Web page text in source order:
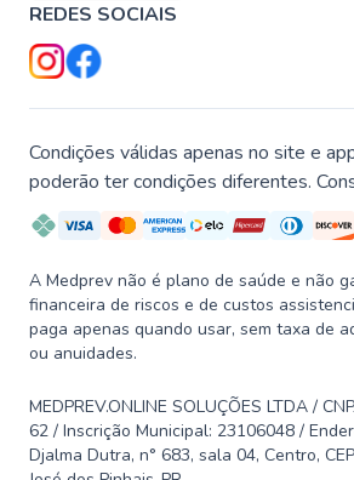
REDES SOCIAIS
Condições válidas apenas no site e
poderão ter condições diferentes.
A Medprev não é plano de saúde e não
financeira de riscos e de custos
paga apenas quando usar, sem taxa de
ou anuidades.
MEDPREV.ONLINE SOLUÇÕES LTDA /
62 / Inscrição Municipal: 23106048 /
Djalma Dutra, n° 683, sala 04, Centro,